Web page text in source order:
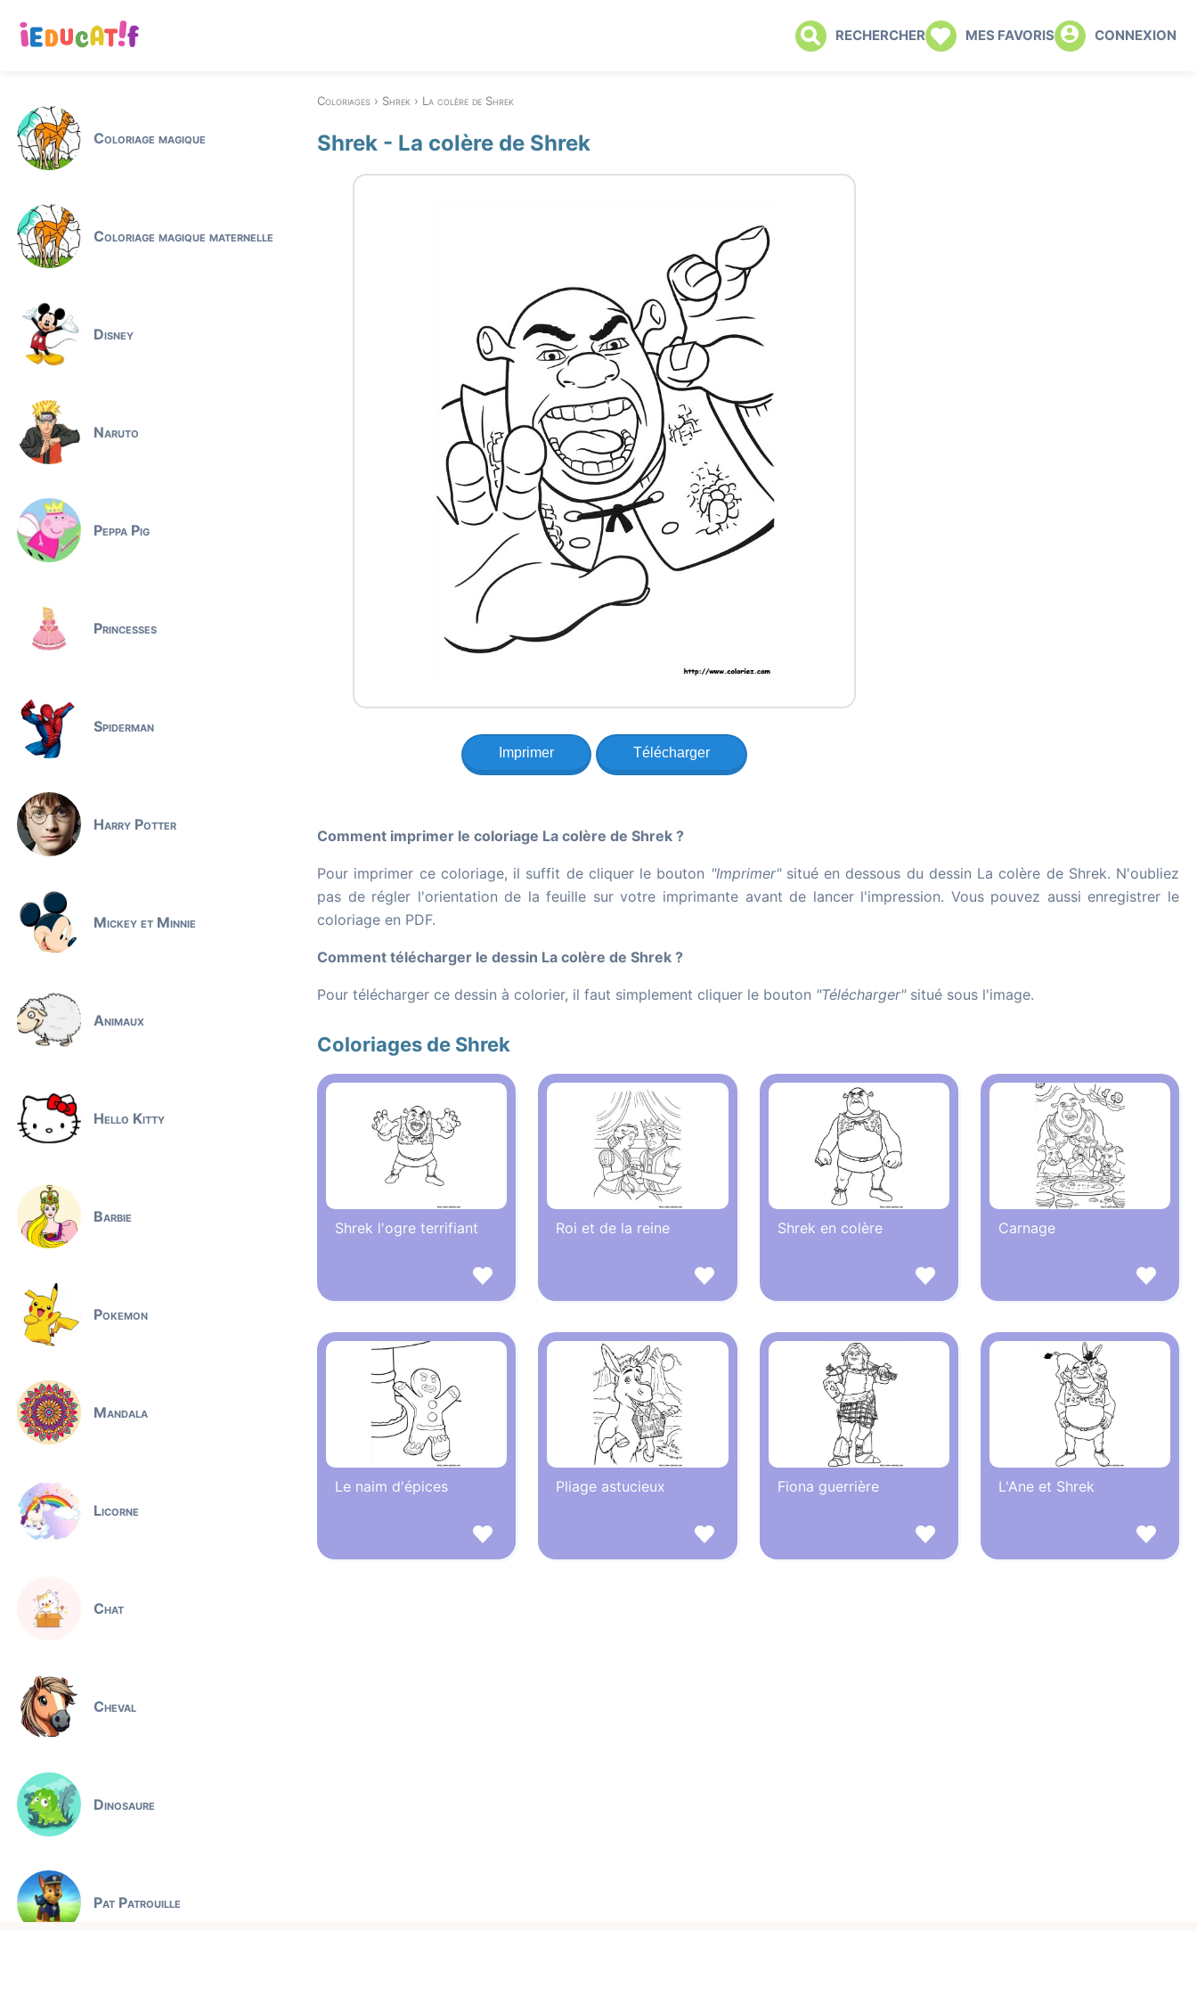
RECHERCHER MES FAVORIS CONNEXION
Coloriage magique
Coloriage magique maternelle
Disney
Naruto
Peppa Pig
Princesses
Spiderman
Harry Potter
Mickey et Minnie
Animaux
Hello Kitty
Barbie
Pokemon
Mandala
Licorne
Chat
Cheval
Dinosaure
Pat Patrouille
Coloriages Shrek La colère de Shrek
Shrek - La colère de Shrek
Imprimer Télécharger
Comment imprimer le coloriage La colère de Shrek ?
Pour imprimer ce coloriage, il suffit de cliquer le bouton "Imprimer"situé en dessous du dessin La colère de Shrek. N'oubliez
pas de régler l'orientation de la feuille sur votre imprimante avant de lancer l'impression. Vous pouvez aussi enregistrer le
coloriage en PDF.
Comment télécharger le dessin La colère de Shrek ?
Pour télécharger ce dessin à colorier, il faut simplement cliquer le bouton "Télécharger"situé sous l'image.
Coloriages de Shrek
Shrek l'ogre terrifiant Roi et de la reine Shrek en colère Carnage
Le naim d'épices Pliage astucieux Fiona guerrière L'Ane et Shrek